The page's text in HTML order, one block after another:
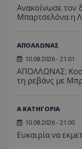
Ανακοίνωσε τον
Μπαρτσελόνα η
ΑΠΟΛΛΩΝΑΣ
10.08.2026 - 21:01
ΑΠΟΛΛΩΝΑΣ:
τη ρεβάνς με
Α ΚΑΤΗΓΟΡΙΑ
10.08.2026 - 21:00
Ευκαιρία να